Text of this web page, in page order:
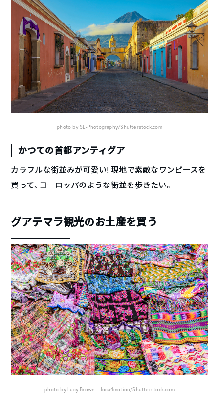
photo by SL-Photography/Shutterstock.com
かつての首都アンティグア
カラフルな街並みが可愛い! 現地で素敵なワンピースを
買って、ヨーロッパのような街並を歩きたい。
グアテマラ観光のお土産を買う
photo by Lucy Brown – loca4motion/Shutterstock.com